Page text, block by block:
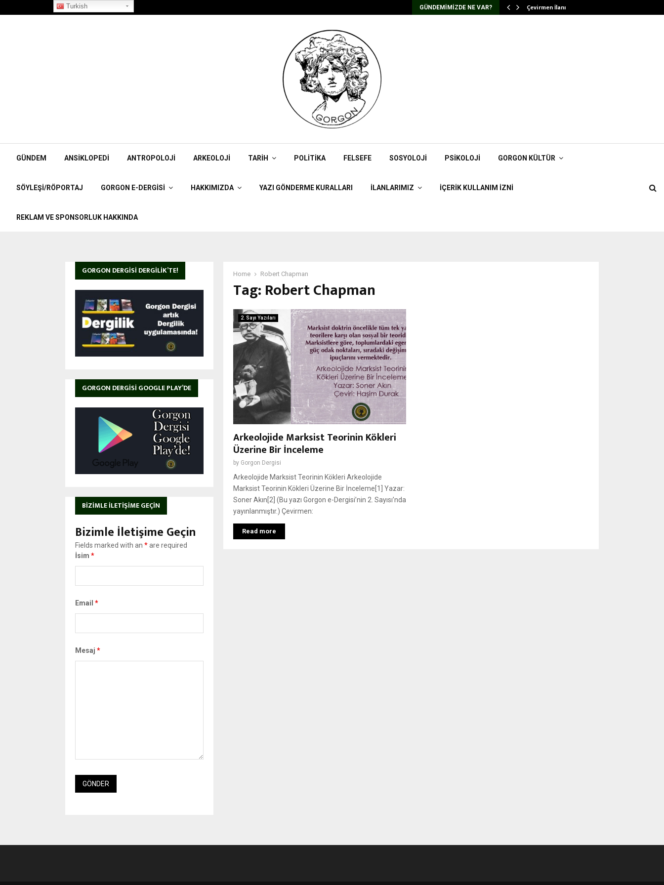
GÜNDEMIMIZDE NE VAR?
”Korpiklaani” Röportajı Çevirmen İlanı
GÜNDEM ANSIKLOPEDI ANTROPOLOJI ARKEOLOJI TARIH POLITIKA FELSEFE SOSYOLOJI PSIKOLOJI GORGON KÜLTÜR
SÖYLEŞI/RÖPORTAJ GORGON E-DERGISI HAKKIMIZDA YAZI GÖNDERME KURALLARI İLANLARIMIZ İÇERIK KULLANIM İZNI
REKLAM VE SPONSORLUK HAKKINDA
Home Robert Chapman
Tag: Robert Chapman
2. Sayı Yazıları
Arkeolojide Marksist Teorinin Kökleri
Üzerine Bir İnceleme
by Gorgon Dergisi
Arkeolojide Marksist Teorinin Kökleri Arkeolojide
Marksist Teorinin Kökleri Üzerine Bir İnceleme[1] Yazar:
Soner Akın[2] (Bu yazı Gorgon e-Dergisi’nin 2. Sayısı’nda
yayınlanmıştır.) Çevirmen:
Read more
GORGON DERGISI DERGILIK’TE!
GORGON DERGISI GOOGLE PLAY’DE
BIZIMLE İLETIŞIME GEÇIN
Bizimle İletişime Geçin
Fields marked with an *are required
İsim *
Email *
Mesaj *
Turkish